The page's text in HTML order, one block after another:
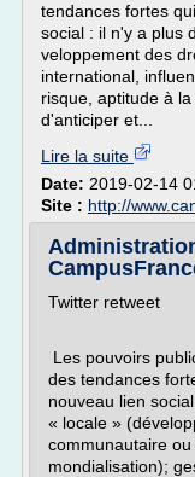
tendances fortes
social : il n'y a plus
veloppement des
international,
risque, aptitude à
d'anticiper et...
Lire la suite
Date: 2019-02-14
Site : http://
Twitter retweet
Les pouvoirs
des tendances
nouveau lien
« locale »
communautaire
mondialisation);